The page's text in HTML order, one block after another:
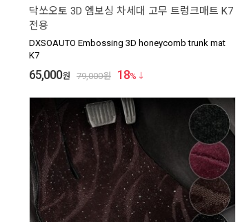
닥쏘오토 3D 엠보싱 차세대 고무 트렁크매트 K7
전용
DXSOAUTO Embossing 3D honeycomb trunk mat
K7
65,000원 79,000원 18%